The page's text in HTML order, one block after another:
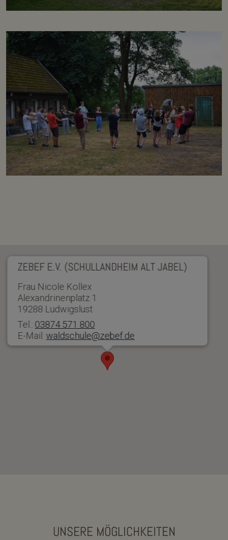
ZEBEF E.V. (SCHULLANDHEIM ALT JABEL)
Frau Nicole Kollex
Alexandrinenplatz 1
19288 Ludwigslust
Tel.: 03874 571 800
E-Mail: waldschule@zebef.de
UNSERE MÖGLICHKEITEN